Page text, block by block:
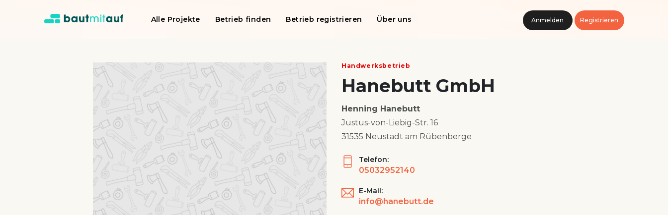
Alle Projekte Betrieb finden Betrieb registrieren Über uns Anmelden Registrieren
Handwerksbetrieb
Hanebutt GmbH
Henning Hanebutt
Justus-von-Liebig-Str. 16
31535 Neustadt am Rübenberge
Telefon:
05032952140
E-Mail:
info@hanebutt.de